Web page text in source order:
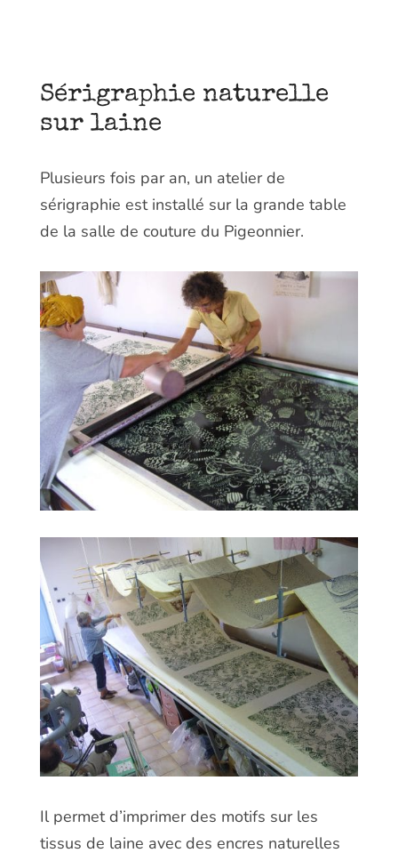
Sérigraphie naturelle
sur laine
Plusieurs fois par an, un atelier de
sérigraphie est installé sur la grande table
de la salle de couture du Pigeonnier.
Il permet d’imprimer des motifs sur les
tissus de laine avec des encres naturelles